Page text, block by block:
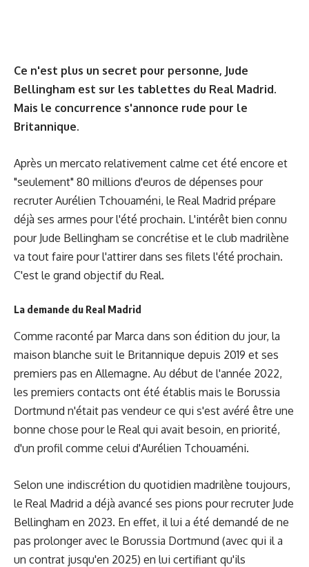
Ce n'est plus un secret pour personne, Jude
Bellingham est sur les tablettes du Real Madrid.
Mais le concurrence s'annonce rude pour le
Britannique.
Après un mercato relativement calme cet été encore et
"seulement" 80 millions d'euros de dépenses pour
recruter Aurélien Tchouaméni, le Real Madrid prépare
déjà ses armes pour l'été prochain. L'intérêt bien connu
pour Jude Bellingham se concrétise et le club madrilène
va tout faire pour l'attirer dans ses filets l'été prochain.
C'est le grand objectif du Real.
La demande du Real Madrid
Comme raconté par Marca dans son édition du jour, la
maison blanche suit le Britannique depuis 2019 et ses
premiers pas en Allemagne. Au début de l'année 2022,
les premiers contacts ont été établis mais le Borussia
Dortmund n'était pas vendeur ce qui s'est avéré être une
bonne chose pour le Real qui avait besoin, en priorité,
d'un profil comme celui d'Aurélien Tchouaméni.
Selon une indiscrétion du quotidien madrilène toujours,
le Real Madrid a déjà avancé ses pions pour recruter Jude
Bellingham en 2023. En effet, il lui a été demandé de ne
pas prolonger avec le Borussia Dortmund (avec qui il a
un contrat jusqu'en 2025) en lui certifiant qu'ils